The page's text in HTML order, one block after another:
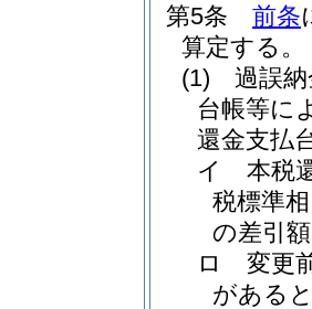
第5条
前条
算定する。
(1)
過誤
台帳等に
還金支払
イ
本税
税標準
の差引
ロ
変更
がある